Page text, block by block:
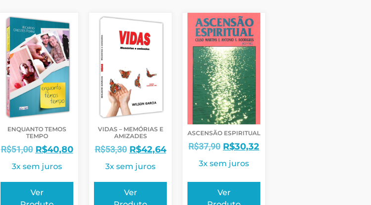
ENQUANTO TEMOS
TEMPO
R$51,00 R$40,80
3x sem juros
Ver
VIDAS – MEMÓRIAS E
AMIZADES
R$53,30 R$42,64
3x sem juros
Ver
ASCENSÃO ESPIRITUAL
R$37,90 R$30,32
3x sem juros
Ver